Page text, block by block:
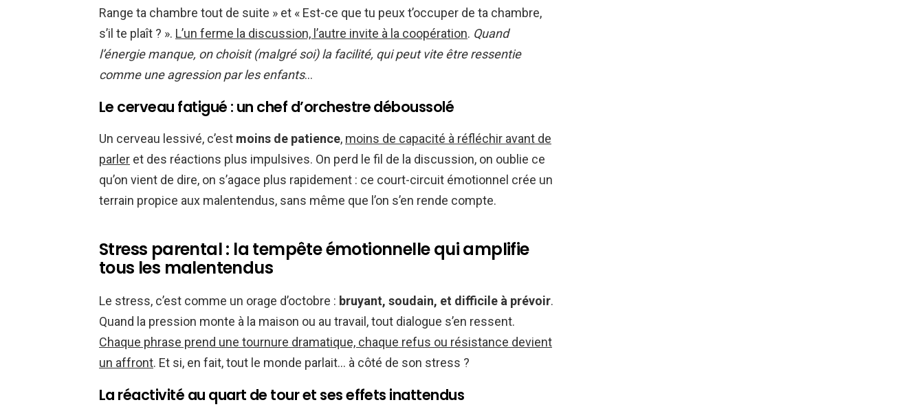
Range ta chambre tout de suite » et « Est-ce que tu peux t’occuper de ta chambre,
s’il te plaît ? ». L’un ferme la discussion, l’autre invite à la coopération. Quand
l’énergie manque, on choisit (malgré soi) la facilité, qui peut vite être ressentie
comme une agression par les enfants…
Le cerveau fatigué : un chef d’orchestre déboussolé
Un cerveau lessivé, c’est moins de patience, moins de capacité à réfléchir avant de
parler et des réactions plus impulsives. On perd le fil de la discussion, on oublie ce
qu’on vient de dire, on s’agace plus rapidement : ce court-circuit émotionnel crée un
terrain propice aux malentendus, sans même que l’on s’en rende compte.
Stress parental : la tempête émotionnelle qui amplifie
tous les malentendus
Le stress, c’est comme un orage d’octobre : bruyant, soudain, et difficile à prévoir.
Quand la pression monte à la maison ou au travail, tout dialogue s’en ressent.
Chaque phrase prend une tournure dramatique, chaque refus ou résistance devient
un affront. Et si, en fait, tout le monde parlait… à côté de son stress ?
La réactivité au quart de tour et ses effets inattendus